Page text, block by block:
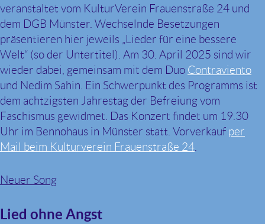
veranstaltet vom KulturVerein Frauenstraße 24 und
dem DGB Münster. Wechselnde Besetzungen
präsentieren hier jeweils „Lieder für eine bessere
Welt“ (so der Untertitel). Am 30. April 2025 sind wir
wieder dabei, gemeinsam mit dem Duo Contraviento
und Nedim Sahin. Ein Schwerpunkt des Programms ist
dem achtzigsten Jahrestag der Befreiung vom
Faschismus gewidmet. Das Konzert findet um 19.30
Uhr im Bennohaus in Münster statt. Vorverkauf per
Mail beim Kulturverein Frauenstraße 24
Neuer Song
Lied ohne Angst